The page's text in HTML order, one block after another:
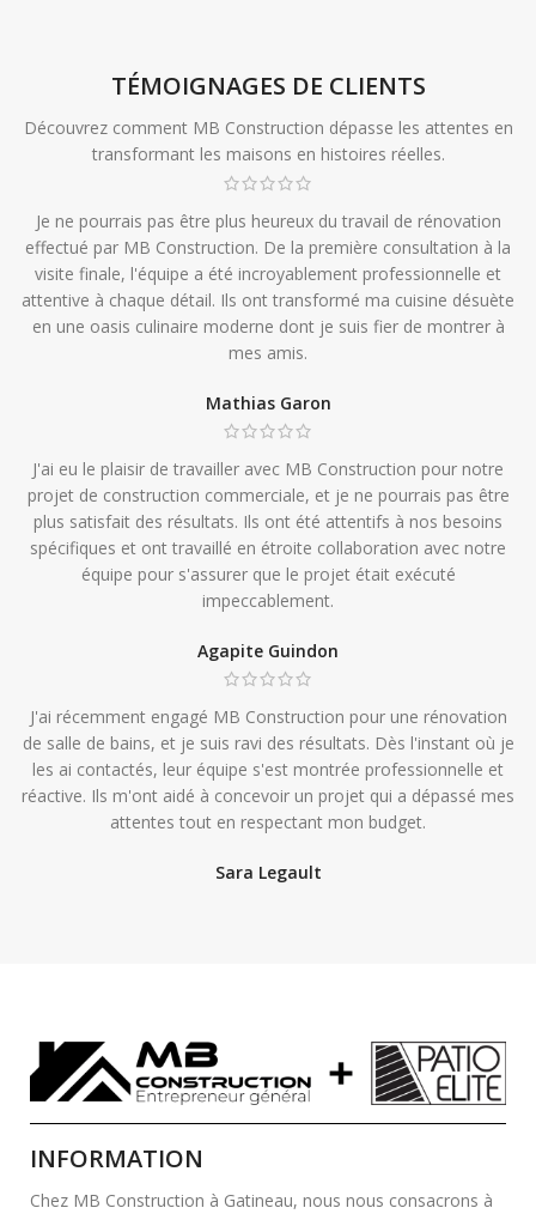
TÉMOIGNAGES DE CLIENTS
Découvrez comment MB Construction dépasse les attentes en
transformant les maisons en histoires réelles.
Je ne pourrais pas être plus heureux du travail de rénovation
effectué par MB Construction. De la première consultation à la
visite finale, l'équipe a été incroyablement professionnelle et
attentive à chaque détail. Ils ont transformé ma cuisine désuète
en une oasis culinaire moderne dont je suis fier de montrer à
mes amis.
Mathias Garon
J'ai eu le plaisir de travailler avec MB Construction pour notre
projet de construction commerciale, et je ne pourrais pas être
plus satisfait des résultats. Ils ont été attentifs à nos besoins
spécifiques et ont travaillé en étroite collaboration avec notre
équipe pour s'assurer que le projet était exécuté
impeccablement.
Agapite Guindon
J'ai récemment engagé MB Construction pour une rénovation
de salle de bains, et je suis ravi des résultats. Dès l'instant où je
les ai contactés, leur équipe s'est montrée professionnelle et
réactive. Ils m'ont aidé à concevoir un projet qui a dépassé mes
attentes tout en respectant mon budget.
Sara Legault
INFORMATION
Chez MB Construction à Gatineau, nous nous consacrons à